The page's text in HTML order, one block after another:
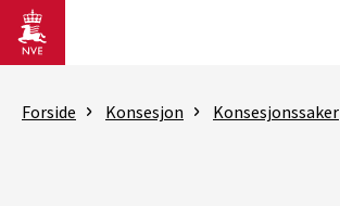
Gå til hovedinnhold
Forside Konsesjon Konsesjonssaker